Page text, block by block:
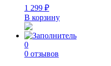
1 299 ₽
В корзину
0
0 отзывов